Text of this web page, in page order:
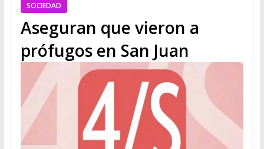
SOCIEDAD
Aseguran que vieron a
prófugos en San Juan